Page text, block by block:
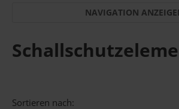
Sortieren nach: